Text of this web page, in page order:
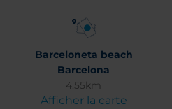
Barceloneta beach
Barcelona
4.55km
Afficher la carte